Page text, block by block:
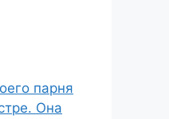
парня
Она